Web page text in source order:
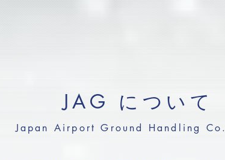
JAG について
Japan Airport Ground Handling